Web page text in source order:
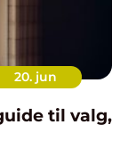
20. jun
til valg,